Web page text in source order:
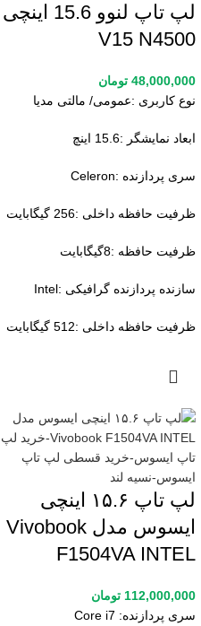
لپ تاپ لنوو 15.6 اینچی
V15 N4500
48,000,000 تومان
نوع کاربری :عمومی/ مالتی مدیا
ابعاد نمایشگر :15.6 اینچ
سری پردازنده :Celeron
ظرفیت حافظه داخلی :256 گیگابایت
ظرفیت حافظه :8گیگابایت
سازنده پردازنده گرافیکی :Intel
ظرفیت حافظه داخلی :512 گیگابایت
لپ تاپ ۱۵.۶ اینچی
ایسوس مدل Vivobook
F1504VA INTEL
112,000,000 تومان
سری پردازنده: